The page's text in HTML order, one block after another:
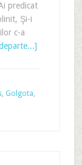
predicat
Şi-i
c-a
, Golgota,